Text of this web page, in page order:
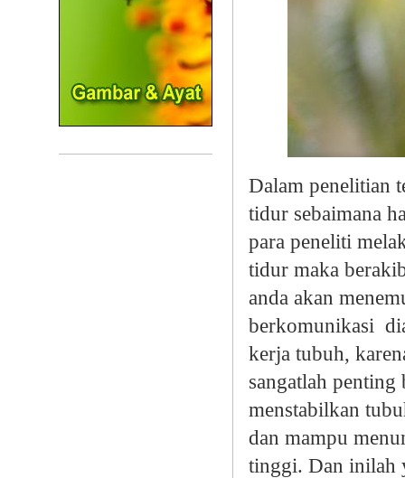
Dalam penelitian
tidur sebaimana
para peneliti
tidur maka
anda akan
berkomunikasi
kerja tubuh,
sangatlah
menstabilkan
dan mampu
tinggi. Dan inilah